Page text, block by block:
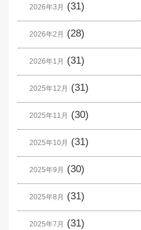
2026年3月 (31)
2026年2月 (28)
2026年1月 (31)
2025年12月 (31)
2025年11月 (30)
2025年10月 (31)
2025年9月 (30)
2025年8月 (31)
2025年7月 (31)